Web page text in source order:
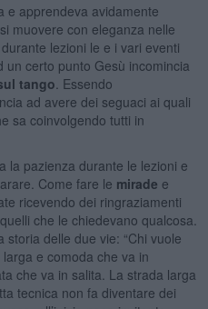
e apprendeva avidamente
muovere con eleganza nelle
lezioni le e i vari eventi
certo punto Gesù incomincia
tango . Essendo
ad avere dei seguaci ai quali
sa coinvolgendo tutti in
la pazienza durante le lezioni e
Come fare le mirade e
ricevendo dei ringraziamenti
che le chiedevano qualcosa.
delle due vie: “Chi vuole
e comoda che va in
che va in salita. La strada larga
tecnica non fa diventare dei